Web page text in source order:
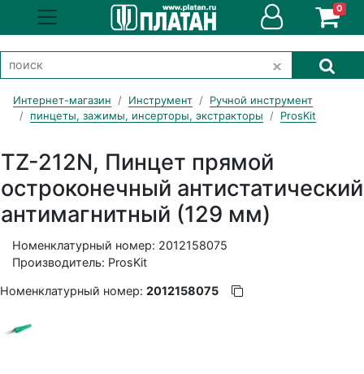
0
Интернет-магазин Инструмент
Ручной инструмент
пинцеты, зажимы, инсерторы, экстракторы
ProsKit
TZ-212N, Пинцет прямой
остроконечный
антимагнитный (129 мм)
Номенклатурный номер: 2012158075
Производитель: ProsKit
Номенклатурный номер: 2012158075